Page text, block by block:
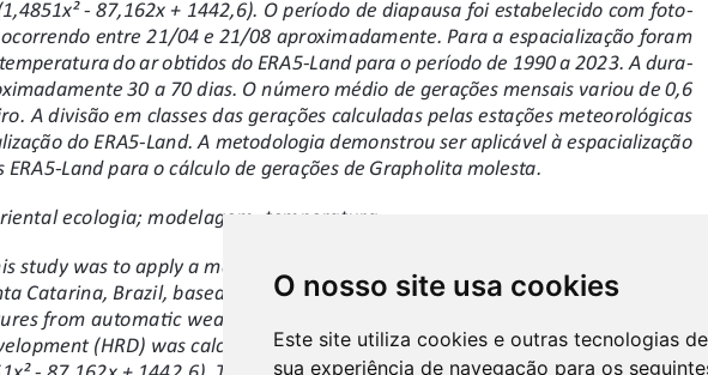
O nosso site usa cookies
Este site utiliza cookies e outras tecnologias
sua experiência de navegação para os